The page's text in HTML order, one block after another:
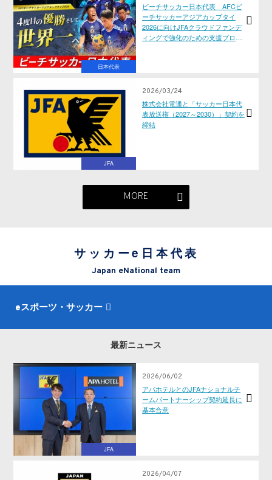
日本代表
ビーチサッカー日本代表 AFCビ
ーチサッカーアジアカップタイ
2026に向けJFAクラウドファンデ
ィングで強化のための支援プロジ
JFA
2026/03/24
株式会社電通と「サッカー日本代
表放送権（2027～2030）」契約を
締結
MORE
サッカーe日本代表
Japan eNational team
eスポーツ・サッカー
最新ニュース
JFA
2026/06/02
アパホテルとのJFAナショナルチ
ームパートナーシップ契約延長に
基本合意
2026/04/07